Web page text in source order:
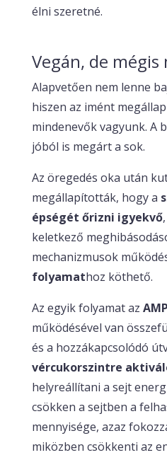
élni szeretné.
Vegán, de mégis
Alapvetően nem lenne
hiszen az imént
mindenevők vagyunk. A
jóból is megárt a sok.
Az öregedés oka után
megállapították, hogy a
épségét őrizni igyekvő
keletkező
mechanizmusok
folyamathoz köthető.
Az egyik folyamat az
működésével van
és a hozzákapcsolódó
vércukorszintre
helyreállítani a sejt
csökken a sejtben a
mennyisége, azaz
miközben csökkenti az